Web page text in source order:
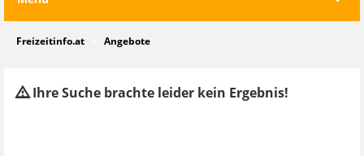
Freizeitinfo.at Angebote
Ihre Suche brachte leider kein Ergebnis!